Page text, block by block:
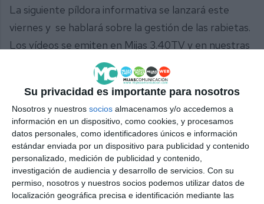
Su privacidad es importante para nosotros
Nosotros y nuestros socios almacenamos y/o accedemos a
información en un dispositivo, como cookies, y procesamos
datos personales, como identificadores únicos e información
estándar enviada por un dispositivo para publicidad y contenido
personalizado, medición de publicidad y contenido,
investigación de audiencia y desarrollo de servicios. Con su
permiso, nosotros y nuestros socios podemos utilizar datos de
localización geográfica precisa e identificación mediante las
La siguiente píldora informativa se lanzará este
viernes y se hablará sobre la gestión de las rabietas.
Los vídeos se emiten en Mijas 3.40TV y en nuestras
redes sociales. Además, pueden ver y descargarse la
campaña en la web www.mijas.es y en
www.mijascomunicacion.com.
‘Peques sin pantallas’ es una iniciativa de la
Concejalía de Sanidad del Ayuntamiento de Mijas, el
Distrito de Atención Primaria Costa del Sol y Mijas
Comunicación. Además del material audiovisual, la
campaña incluye material impreso que será